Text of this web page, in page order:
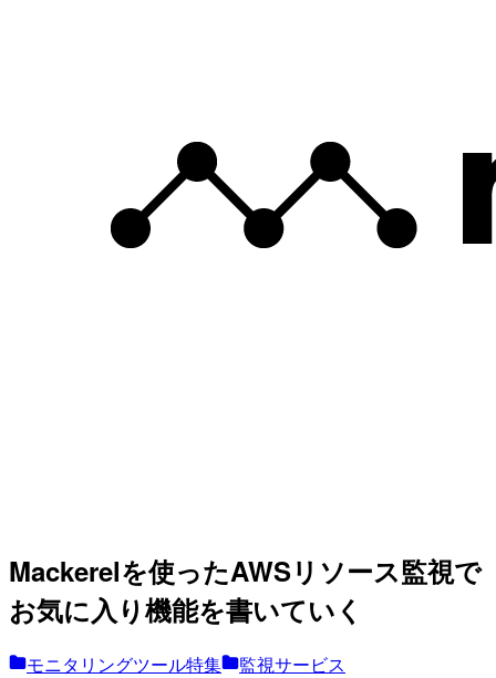
Mackerelを使ったAWSリソース監視で
お気に入り機能を書いていく
モニタリングツール特集
監視サービス